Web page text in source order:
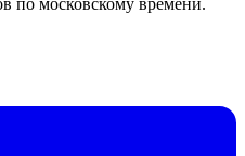
по московскому времени.